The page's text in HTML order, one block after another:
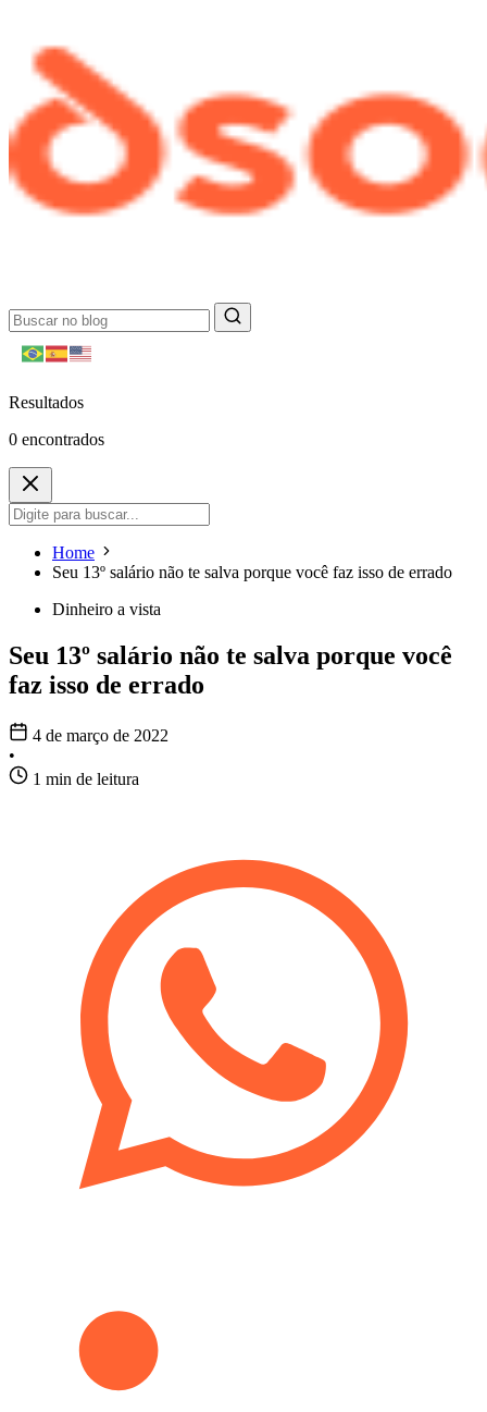
Resultados
0 encontrados
Home
Seu 13º salário não te salva porque você faz isso de errado
Dinheiro a vista
Seu 13º salário não te salva porque você
faz isso de errado
4 de março de 2022
•
1 min de leitura